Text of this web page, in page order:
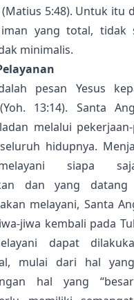
(Matius 5:48). Untuk itu
yang total, tidak
minimalis.
pesan Yesus
13:14). Santa
melalui
hidupnya.
siapa
dan yang datang
melayani, Santa
jiwa kembali pada
dapat
mulai dari hal yang
hal yang